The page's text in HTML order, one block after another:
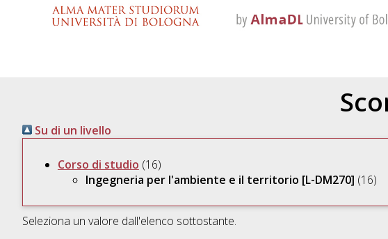
Su di un livello
Corso di studio (16)
Ingegneria per l'ambiente e il territorio [L-DM270] (16)
Seleziona un valore dall'elenco sottostante.